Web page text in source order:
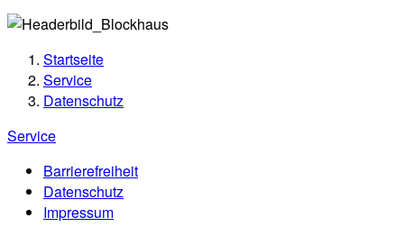
Startseite
Service
Datenschutz
Service
Barrierefreiheit
Datenschutz
Impressum